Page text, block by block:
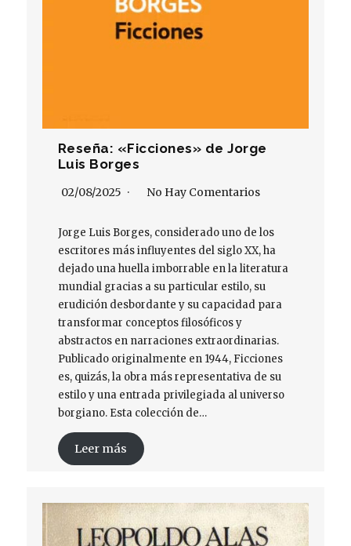
Reseña: «Ficciones» de Jorge
Luis Borges
02/08/2025 No Hay Comentarios
Jorge Luis Borges, considerado uno de los
escritores más influyentes del siglo XX, ha
dejado una huella imborrable en la literatura
mundial gracias a su particular estilo, su
erudición desbordante y su capacidad para
transformar conceptos filosóficos y
abstractos en narraciones extraordinarias.
Publicado originalmente en 1944, Ficciones
es, quizás, la obra más representativa de su
estilo y una entrada privilegiada al universo
borgiano. Esta colección de…
Leer más